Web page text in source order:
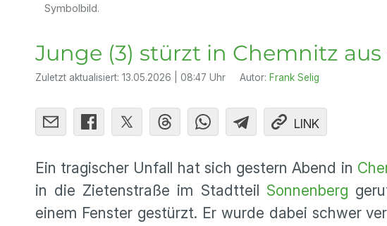
Symbolbild.
Junge (3) stürzt in Chemnitz
Zuletzt aktualisiert: 13.05.2026 | 08:47 Uhr Autor: Frank Selig
LINK
Ein tragischer Unfall hat sich gestern Abend in
in die Zietenstraße im Stadtteil Sonnenberg
einem Fenster gestürzt. Er wurde dabei schwer